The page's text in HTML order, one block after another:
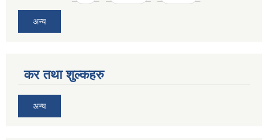
अन्य
कर तथा शुल्कहरु
अन्य